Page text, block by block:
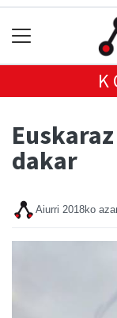
dakar
Aiurri 2018ko